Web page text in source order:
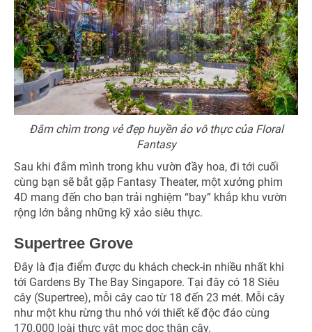
Đắm chìm trong vẻ đẹp huyền ảo vô thực của Floral
Fantasy
Sau khi đắm mình trong khu vườn đầy hoa, đi tới cuối
cùng bạn sẽ bắt gặp Fantasy Theater, một xưởng phim
4D mang đến cho bạn trải nghiệm “bay” khắp khu vườn
rộng lớn bằng những kỹ xảo siêu thực.
Supertree Grove
Đây là địa điểm được du khách check-in nhiều nhất khi
tới Gardens By The Bay Singapore. Tại đây có 18 Siêu
cây (Supertree), mỗi cây cao từ 18 đến 23 mét. Mỗi cây
như một khu rừng thu nhỏ với thiết kế độc đáo cùng
170.000 loài thực vật mọc dọc thân cây.